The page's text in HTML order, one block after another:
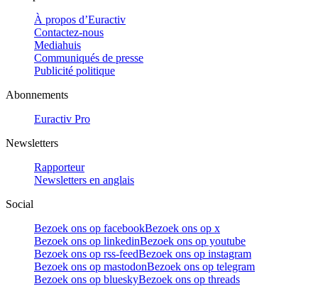
À propos d’Euractiv
Contactez-nous
Mediahuis
Communiqués de presse
Publicité politique
Abonnements
Euractiv Pro
Newsletters
Rapporteur
Newsletters en anglais
Social
Bezoek ons op facebookBezoek ons op x
Bezoek ons op linkedinBezoek ons op youtube
Bezoek ons op rss-feedBezoek ons op instagram
Bezoek ons op mastodonBezoek ons op telegram
Bezoek ons op blueskyBezoek ons op threads